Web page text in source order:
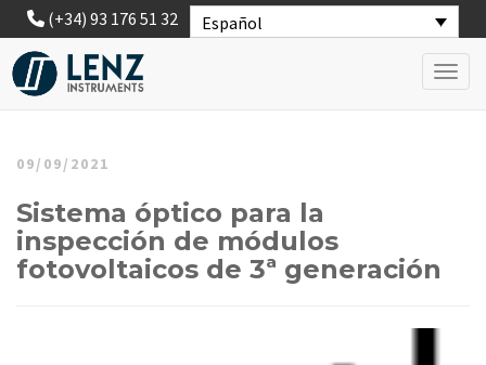
Español
(+34) 93 176 51 32
09/09/2021
Sistema óptico para la
inspección de módulos
fotovoltaicos de 3ª generación